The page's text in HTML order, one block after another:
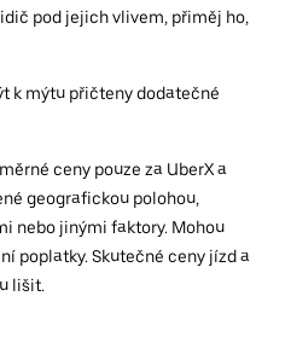
pod jejich vlivem, přiměj ho,
k mýtu přičteny dodatečné
ceny pouze za UberX a
geografickou polohou,
nebo jinými faktory. Mohou
poplatky. Skutečné ceny jízd a
lišit.